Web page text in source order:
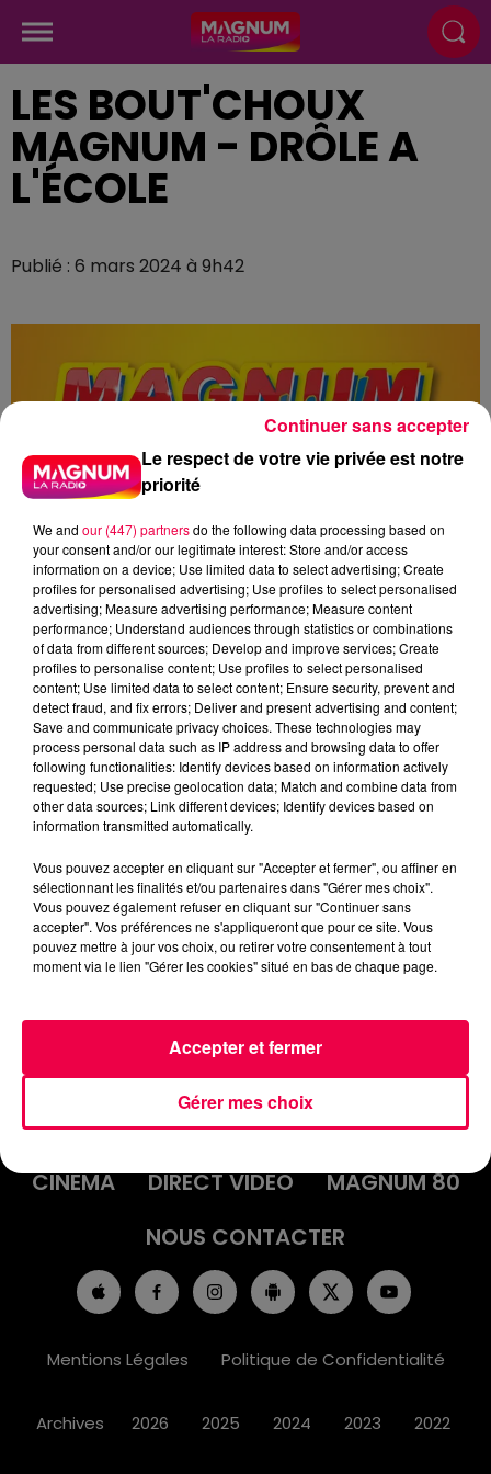
LES BOUT'CHOUX
MAGNUM - DRÔLE A
L'ÉCOLE
Publié : 6 mars 2024 à 9h42
podcasts/2024/03/Les-BoutChoux-Drole-a-
ACCUEIL INFOS
EMISSIONS
AGENDA
JEUX
PODCASTS
CINÉMA
DIRECT VIDÉO
MAGNUM 80
NOUS CONTACTER
Mentions Légales Politique de Confidentialité
Archives 2026 2025 2024 2023 2022
Le respect de votre vie privée est notre
priorité
We and our (447) partnersdo the following data processing based on
your consent and/or our legitimate interest: Store and/or access
information on a device; Use limited data to select advertising; Create
profiles for personalised advertising; Use profiles to select personalised
advertising; Measure advertising performance; Measure content
performance; Understand audiences through statistics or combinations
of data from different sources; Develop and improve services; Create
profiles to personalise content; Use profiles to select personalised
content; Use limited data to select content; Ensure security, prevent and
detect fraud, and fix errors; Deliver and present advertising and content;
Save and communicate privacy choices. These technologies may
process personal data such as IP address and browsing data to offer
following functionalities: Identify devices based on information actively
requested; Use precise geolocation data; Match and combine data from
other data sources; Link different devices; Identify devices based on
information transmitted automatically.
Vous pouvez accepter en cliquant sur "Accepter et fermer", ou affiner en
sélectionnant les finalités et/ou partenaires dans "Gérer mes choix".
Vous pouvez également refuser en cliquant sur "Continuer sans
accepter". Vos préférences ne s'appliqueront que pour ce site. Vous
pouvez mettre à jour vos choix, ou retirer votre consentement à tout
moment via le lien "Gérer les cookies" situé en bas de chaque page.
Gérer mes choix
Accepter et fermer
Continuer sans accepter